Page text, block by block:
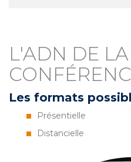
L'ADN DE LA
Les formats
Présentielle
Distancielle